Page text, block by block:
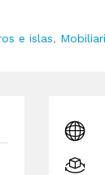
e islas,